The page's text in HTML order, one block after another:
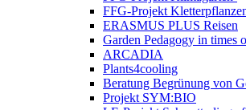
FFG-Projekt
ERASMUS PLUS Reisen
Garden Pedagogy in times
ARCADIA
Plants4cooling
Beratung Begrünung von
Projekt SYM:BIO